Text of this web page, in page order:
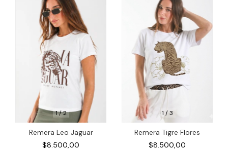
1/2
Remera Leo Jaguar
$8.500,00
1 /3
Remera Tigre Flores
$8.500,00